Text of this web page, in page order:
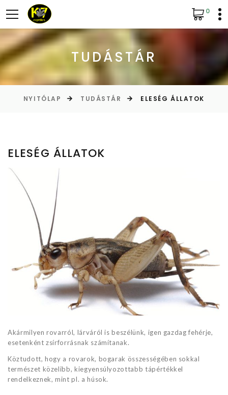
0
TUDÁSTÁR
NYITÓLAP TUDÁSTÁR ELESÉG ÁLLATOK
ELESÉG ÁLLATOK
Akármilyen rovarról, lárváról is beszélünk, igen gazdag fehérje,
esetenként zsírforrásnak számítanak.
Köztudott, hogy a rovarok, bogarak összességében sokkal
természet közelibb, kiegyensúlyozottabb tápértékkel
rendelkeznek, mint pl. a húsok.